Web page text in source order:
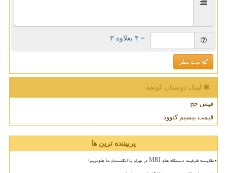
= ۴ بعلاوه ۳
ثبت نظر
لینک دوستان كونفه
فیش حج
قیمت بیسیم کنوود
پربیننده ترین ها
مقایسه ظرفیت دستگاه های MRI در تهران با انگلستان ما جلوتریم!